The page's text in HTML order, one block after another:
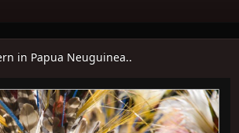
in Papua Neuguinea..